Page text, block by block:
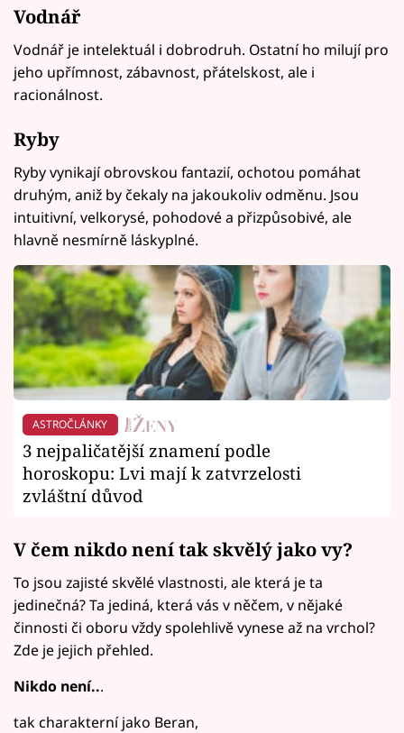
Vodnář
Vodnář je intelektuál i dobrodruh. Ostatní ho milují pro
jeho upřímnost, zábavnost, přátelskost, ale i
racionálnost.
Ryby
Ryby vynikají obrovskou fantazií, ochotou pomáhat
druhým, aniž by čekaly na jakoukoliv odměnu. Jsou
intuitivní, velkorysé, pohodové a přizpůsobivé, ale
hlavně nesmírně láskyplné.
ASTROČLÁNKY
3 nejpaličatější znamení podle
horoskopu: Lvi mají k zatvrzelosti
zvláštní důvod
V čem nikdo není tak skvělý jako vy?
To jsou zajisté skvělé vlastnosti, ale která je ta
jedinečná? Ta jediná, která vás v něčem, v nějaké
činnosti či oboru vždy spolehlivě vynese až na vrchol?
Zde je jejich přehled.
Nikdo není...
tak charakterní jako Beran,